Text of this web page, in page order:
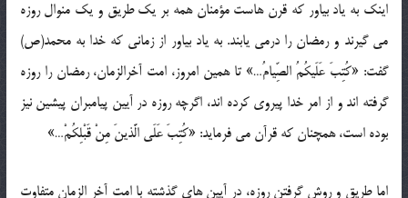
اینک به یاد بیاور که قرن هاست مؤمنان همه بر یک طریق و یک منوال روزه
می گیرند و رمضان را درمی یابند. به یاد بیاور از زمانی که خدا به محمد(ص)
گفت: «کُتِبَ عَلَیکُمُ الصِّیامُ…» تا همین امروز، امت آخرالزمان، رمضان را روزه
گرفته اند و از امر خدا پیروی کرده اند، اگرچه روزه در آیین پیامبران پیشین نیز
بوده است، همچنان که قرآن می فرماید: «کُتِبَ عَلَی الَّذینَ مِنْ قَبْلِکُمْ…»
اما طریق و روش گرفتن روزه، در آیین های گذشته با امت آخر الزمان متفاوت